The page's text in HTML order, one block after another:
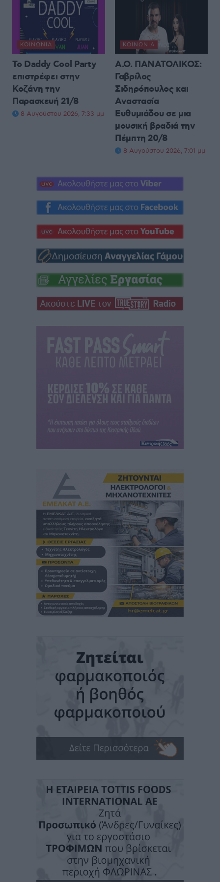
ΚΟΙΝΩΝΊΑ
Το Daddy Cool Party
επιστρέφει στην
Κοζάνη την
Παρασκευή 21/8
8 Αυγούστου 2026, 7:33 μμ
ΚΟΙΝΩΝΊΑ
Α.Ο. ΠΑΝΑΤΟΛΙΚΟΣ:
Γαβρίλος
Σιδηρόπουλος και
Αναστασία
Ευθυμιάδου σε μια
μουσική βραδιά την
Πέμπτη 20/8
8 Αυγούστου 2026, 7:01 μμ